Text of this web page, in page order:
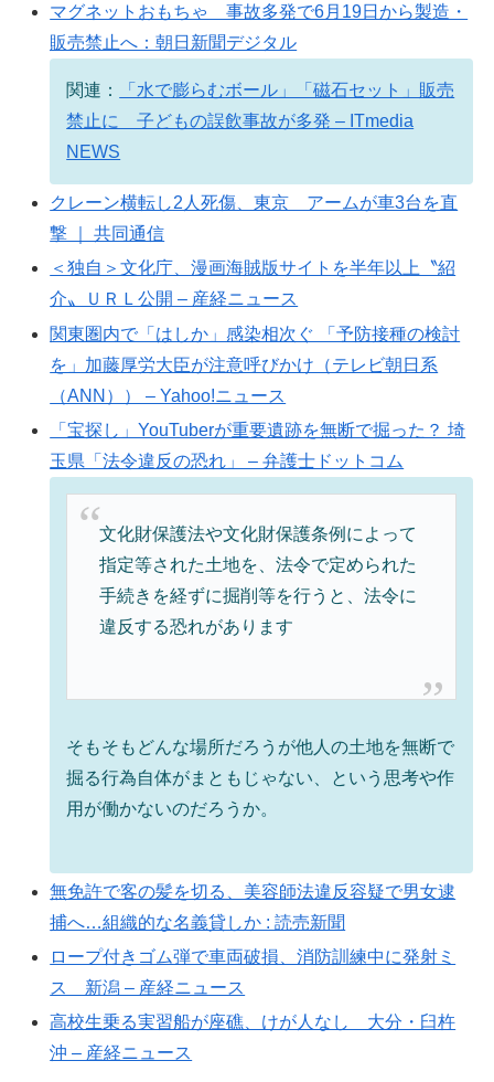
マグネットおもちゃ 事故多発で6月19日から製造・
販売禁止へ：朝日新聞デジタル
関連：
「水で膨らむボール」「磁石セット」販売
禁止に 子どもの誤飲事故が多発 – ITmedia
NEWS
クレーン横転し2人死傷、東京 アームが車3台を直
撃 ｜ 共同通信
＜独自＞文化庁、漫画海賊版サイトを半年以上〝紹
介〟ＵＲＬ公開 – 産経ニュース
関東圏内で「はしか」感染相次ぐ 「予防接種の検討
を」加藤厚労大臣が注意呼びかけ（テレビ朝日系
（ANN）） – Yahoo!ニュース
「宝探し」YouTuberが重要遺跡を無断で掘った？ 埼
玉県「法令違反の恐れ」 – 弁護士ドットコム
文化財保護法や文化財保護条例によって
指定等された土地を、法令で定められた
手続きを経ずに掘削等を行うと、法令に
違反する恐れがあります
そもそもどんな場所だろうが他人の土地を無断で
掘る行為自体がまともじゃない、という思考や作
用が働かないのだろうか。
無免許で客の髪を切る、美容師法違反容疑で男女逮
捕へ…組織的な名義貸しか : 読売新聞
ロープ付きゴム弾で車両破損、消防訓練中に発射ミ
ス 新潟 – 産経ニュース
高校生乗る実習船が座礁、けが人なし 大分・臼杵
沖 – 産経ニュース